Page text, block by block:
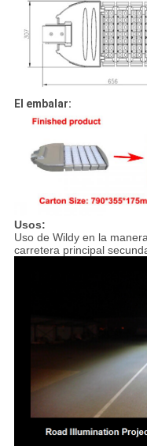
El embalar:
Usos:
Uso de Wildy en la
carretera principal